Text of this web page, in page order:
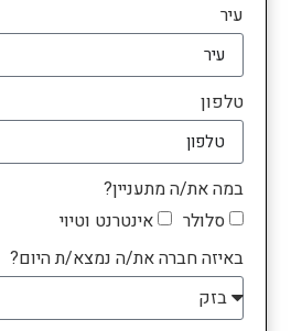
עיר
טלפון
במה את/ה מתעניין?
סלולר
אינטרנט וטיוי
באיזה חברה את/ה נמצא/ת היום?